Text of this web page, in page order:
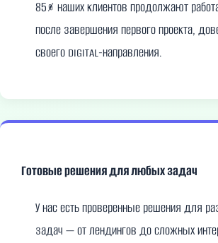
85% наших клиентов продолжают
после завершения первого проекта,
своего digital-направления.
Готовые решения для любых задач
У нас есть проверенные решения для
задач — от лендингов до сложных